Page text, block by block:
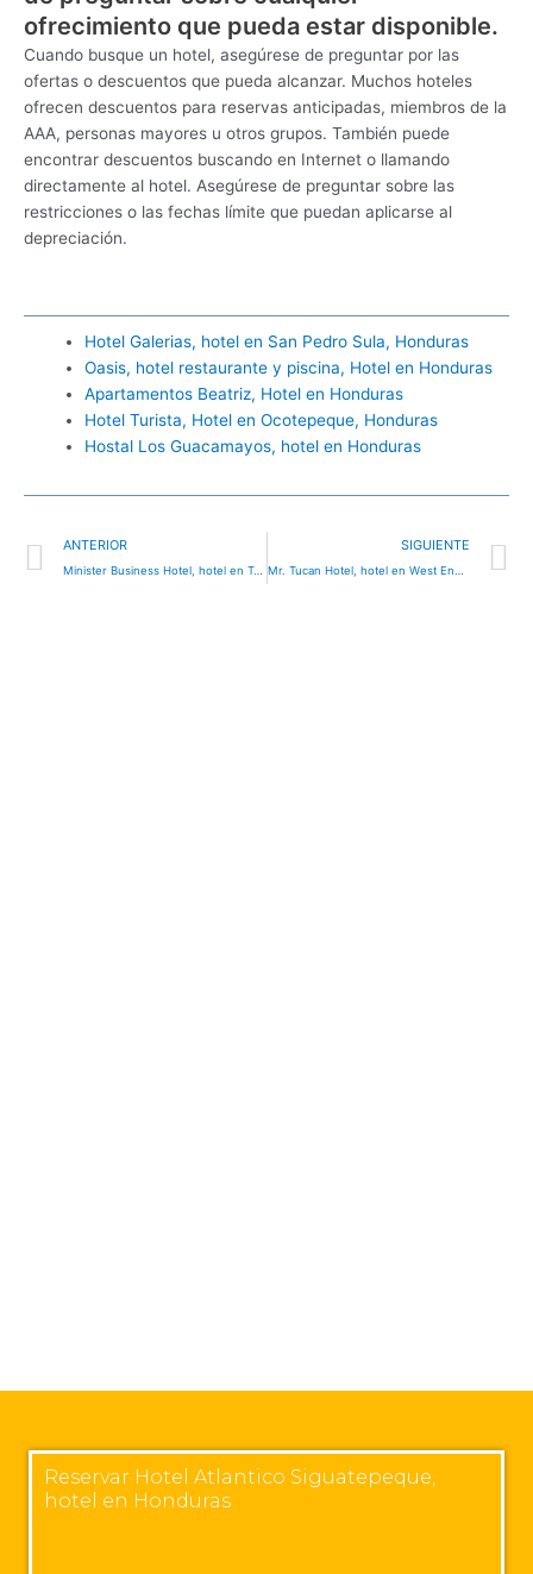
ofrecimiento que pueda estar disponible.
Cuando busque un hotel, asegúrese de preguntar por las
ofertas o descuentos que pueda alcanzar. Muchos hoteles
ofrecen descuentos para reservas anticipadas, miembros de la
AAA, personas mayores u otros grupos. También puede
encontrar descuentos buscando en Internet o llamando
directamente al hotel. Asegúrese de preguntar sobre las
restricciones o las fechas límite que puedan aplicarse al
depreciación.
Hotel Galerias, hotel en San Pedro Sula, Honduras
Oasis, hotel restaurante y piscina, Hotel en Honduras
Apartamentos Beatriz, Hotel en Honduras
Hotel Turista, Hotel en Ocotepeque, Honduras
Hostal Los Guacamayos, hotel en Honduras
Ant
ANTERIOR
Minister Business Hotel, hotel en Tegucigalpa, Honduras
SIGUIENTE
Mr. Tucan Hotel, hotel en West End, Honduras
Reservar Hotel Atlantico Siguatepeque,
hotel en Honduras